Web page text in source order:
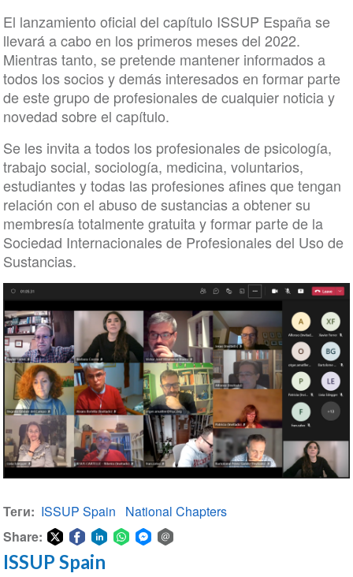
El lanzamiento oficial del capítulo ISSUP España se
llevará a cabo en los primeros meses del 2022.
Mientras tanto, se pretende mantener informados a
todos los socios y demás interesados en formar parte
de este grupo de profesionales de cualquier noticia y
novedad sobre el capítulo.
Se les invita a todos los profesionales de psicología,
trabajo social, sociología, medicina, voluntarios,
estudiantes y todas las profesiones afines que tengan
relación con el abuso de sustancias a obtener su
membresía totalmente gratuita y formar parte de la
Sociedad Internacionales de Profesionales del Uso de
Sustancias.
Теги ISSUP Spain
National Chapters
Share:
ShareShareShare
ISSUP Spain